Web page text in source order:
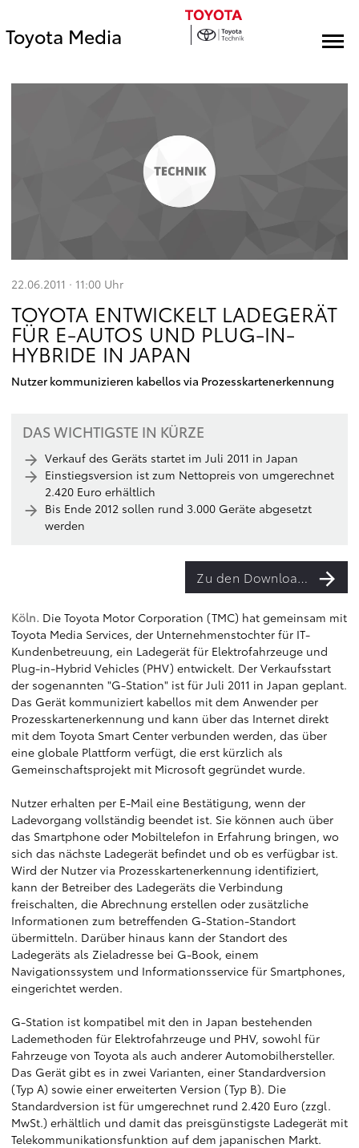
Toyota Media
22.06.2011 · 11:00 Uhr
TOYOTA ENTWICKELT LADEGERÄT
FÜR E-AUTOS UND PLUG-IN-
HYBRIDE IN JAPAN
Nutzer kommunizieren kabellos via Prozesskartenerkennung
DAS WICHTIGSTE IN KÜRZE
Verkauf des Geräts startet im Juli 2011 in Japan
Einstiegsversion ist zum Nettopreis von umgerechnet
2.420 Euro erhältlich
Bis Ende 2012 sollen rund 3.000 Geräte abgesetzt
werden
Zu den Downloads
Köln. Die Toyota Motor Corporation (TMC) hat gemeinsam mit
Toyota Media Services, der Unternehmenstochter für IT-
Kundenbetreuung, ein Ladegerät für Elektrofahrzeuge und
Plug-in-Hybrid Vehicles (PHV) entwickelt. Der Verkaufsstart
der sogenannten "G-Station" ist für Juli 2011 in Japan geplant.
Das Gerät kommuniziert kabellos mit dem Anwender per
Prozesskartenerkennung und kann über das Internet direkt
mit dem Toyota Smart Center verbunden werden, das über
eine globale Plattform verfügt, die erst kürzlich als
Gemeinschaftsprojekt mit Microsoft gegründet wurde.
Nutzer erhalten per E-Mail eine Bestätigung, wenn der
Ladevorgang vollständig beendet ist. Sie können auch über
das Smartphone oder Mobiltelefon in Erfahrung bringen, wo
sich das nächste Ladegerät befindet und ob es verfügbar ist.
Wird der Nutzer via Prozesskartenerkennung identifiziert,
kann der Betreiber des Ladegeräts die Verbindung
freischalten, die Abrechnung erstellen oder zusätzliche
Informationen zum betreffenden G-Station-Standort
übermitteln. Darüber hinaus kann der Standort des
Ladegeräts als Zieladresse bei G-Book, einem
Navigationssystem und Informationsservice für Smartphones,
eingerichtet werden.
G-Station ist kompatibel mit den in Japan bestehenden
Lademethoden für Elektrofahrzeuge und PHV, sowohl für
Fahrzeuge von Toyota als auch anderer Automobilhersteller.
Das Gerät gibt es in zwei Varianten, einer Standardversion
(Typ A) sowie einer erweiterten Version (Typ B). Die
Standardversion ist für umgerechnet rund 2.420 Euro (zzgl.
MwSt.) erhältlich und damit das preisgünstigste Ladegerät mit
Telekommunikationsfunktion auf dem japanischen Markt.